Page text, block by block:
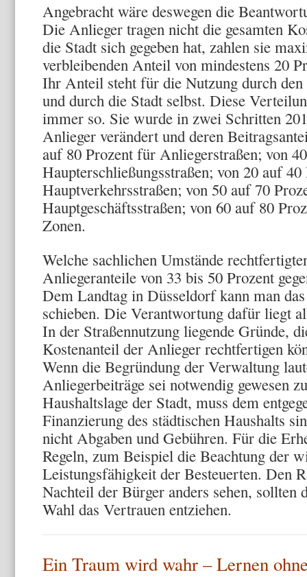
Angebracht wäre deswegen die
Die Anlieger tragen nicht die gesamten
die Stadt sich gegeben hat, zahlen sie
verbleibenden Anteil von mindestens 20
Ihr Anteil steht für die Nutzung durch den
und durch die Stadt selbst. Diese
immer so. Sie wurde in zwei Schritten
Anlieger verändert und deren
auf 80 Prozent für Anliegerstraßen; von
Haupterschließungsstraßen; von 20 auf
Hauptverkehrsstraßen; von 50 auf 70
Hauptgeschäftsstraßen; von 60 auf 80
Zonen.
Welche sachlichen Umstände
Anliegeranteile von 33 bis 50 Prozent
Dem Landtag in Düsseldorf kann man
schieben. Die Verantwortung dafür liegt
In der Straßennutzung liegende Gründe,
Kostenanteil der Anlieger rechtfertigen
Wenn die Begründung der Verwaltung
Anliegerbeiträge sei notwendig gewesen
Haushaltslage der Stadt, muss dem
Finanzierung des städtischen Haushalts
nicht Abgaben und Gebühren. Für die
Regeln, zum Beispiel die Beachtung der
Leistungsfähigkeit der Besteuerten. Den
Nachteil der Bürger anders sehen, sollten
Wahl das Vertrauen entziehen.
Ein Traum wird wahr – Lernen